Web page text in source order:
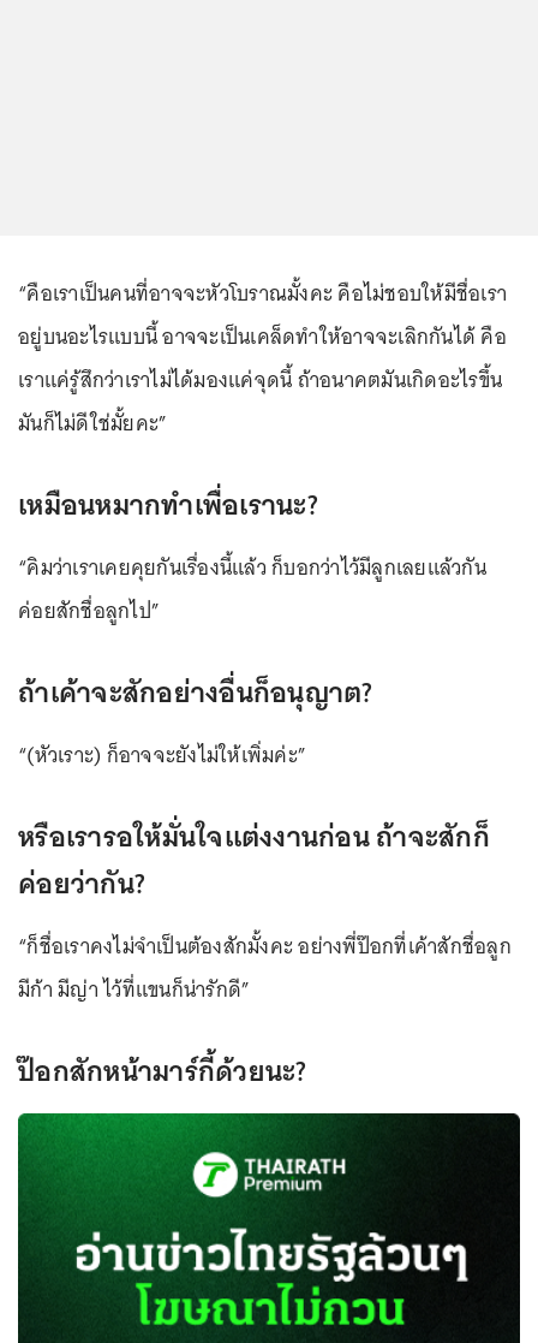
“คือเราเป็นคนที่อาจจะหัวโบราณมั้งคะ คือไม่ชอบให้มีชื่อเรา
อยู่บนอะไรแบบนี้ อาจจะเป็นเคล็ดทำให้อาจจะเลิกกันได้ คือ
เราแค่รู้สึกว่าเราไม่ได้มองแค่จุดนี้ ถ้าอนาคตมันเกิดอะไรขึ้น
มันก็ไม่ดีใช่มั้ยคะ”
เหมือนหมากทำเพื่อเรานะ?
“คิมว่าเราเคยคุยกันเรื่องนี้แล้ว ก็บอกว่าไว้มีลูกเลยแล้วกัน
ค่อยสักชื่อลูกไป”
ถ้าเค้าจะสักอย่างอื่นก็อนุญาต?
“(หัวเราะ) ก็อาจจะยังไม่ให้เพิ่มค่ะ”
หรือเรารอให้มั่นใจแต่งงานก่อน ถ้าจะสักก็
ค่อยว่ากัน?
“ก็ชื่อเราคงไม่จำเป็นต้องสักมั้งคะ อย่างพี่ป๊อกที่เค้าสักชื่อลูก
มีก้า มีญ่า ไว้ที่แขนก็น่ารักดี”
ป๊อกสักหน้ามาร์กี้ด้วยนะ?